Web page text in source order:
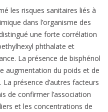
les risques sanitaires liés à
dans l’organisme des
une forte corrélation
phthalate et
La présence de bisphénol
augmentation du poids et de
présence d’autres facteurs
de confirmer l’association
et les concentrations de